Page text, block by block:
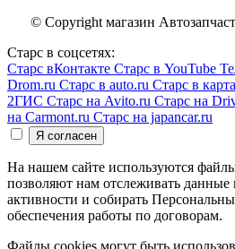
© Copyright магазин
Старс в соцсетях:
Старс вКонтакте Старс в YouTube
Drom.ru Старс в auto.ru Старс в
2ГИС Старс на Avito.ru Старс на
на Carmont.ru Старс на japancar.ru
На нашем сайте используются
позволяют нам отслеживать данные
активности и собирать
обеспечения работы по договорам.
Файлы cookies могут быть